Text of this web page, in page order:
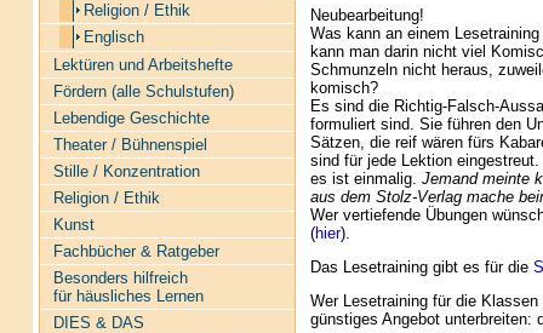
Religion / Ethik
Englisch
Lektüren und Arbeitshefte
Fördern (alle Schulstufen)
Lebendige Geschichte
Theater / Bühnenspiel
Stille / Konzentration
Religion / Ethik
Kunst
Fachbücher & Ratgeber
Besonders hilfreich
für häusliches Lernen
DIES & DAS
Neubearbeitung!
Was kann an einem
kann man darin nicht viel
Schmunzeln nicht heraus,
komisch?
Es sind die Richtig-Falsch-
formuliert sind. Sie führen den
Sätzen, die reif wären fürs
sind für jede Lektion
es ist einmalig. Jemand meinte
aus dem Stolz-Verlag mache
Wer vertiefende Übungen
(hier).
Das Lesetraining gibt es für die
Wer Lesetraining für die
günstiges Angebot unterbreiten: